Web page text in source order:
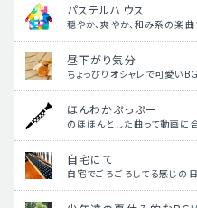
パステルハウス
穏やか、爽やか、和み系の楽
昼下がり気分
ちょっぴりオシャレで可愛い
ほんわかぷっぷー
のほほんとした曲って動画に
自宅にて
自宅でごろごろしてる感じの